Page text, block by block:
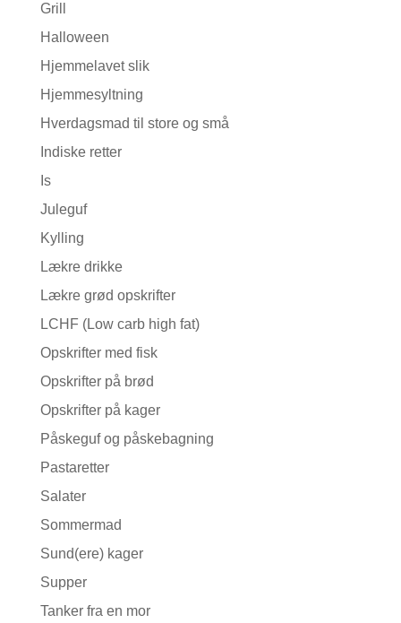
Grill
Halloween
Hjemmelavet slik
Hjemmesyltning
Hverdagsmad til store og små
Indiske retter
Is
Juleguf
Kylling
Lækre drikke
Lækre grød opskrifter
LCHF (Low carb high fat)
Opskrifter med fisk
Opskrifter på brød
Opskrifter på kager
Påskeguf og påskebagning
Pastaretter
Salater
Sommermad
Sund(ere) kager
Supper
Tanker fra en mor